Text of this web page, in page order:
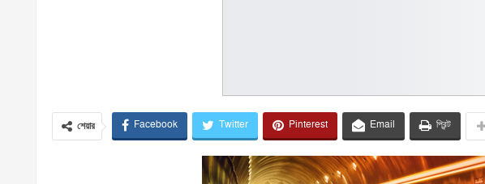
শেয়ার Facebook Twitter Pinterest Email প্রিন্ট